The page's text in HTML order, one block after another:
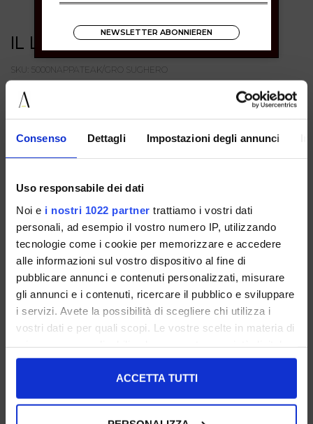
Consenso Dettagli Impostazioni degli annunci
Uso responsabile dei dati
Noi e i nostri 1022 partner trattiamo i vostri dati
personali, ad esempio il vostro numero IP, utilizzando
tecnologie come i cookie per memorizzare e accedere
alle informazioni sul vostro dispositivo al fine di
pubblicare annunci e contenuti personalizzati, misurare
gli annunci e i contenuti, ricercare il pubblico e sviluppare
i servizi. Avete la possibilità di scegliere chi utilizza i
vostri dati e per quali scopi. Le vostre scelte in materia di
in cui avete effettuato le vostre scelte. È possibile
modificare o revocare il proprio consenso in qualsiasi
momento dalla Dichiarazione sui cookie o facendo clic
ACCETTA TUTTI
IL LACCIO
SKU: 5000NAPPATEAK/GRO SUGHERO
€ 69.00
FARBE: GRÖSSENRATGEBER
GRÖSSE
BESCHREIBUNG
TEILEN:
UNTERSTÜTZUNG:
DAS KÖNNTE DIR AUCH GEFALLEN...:
SALE UNSERE BESTSELLER SALE UNSERE BESTSELLER
NEWSLETTER ABONNIEREN